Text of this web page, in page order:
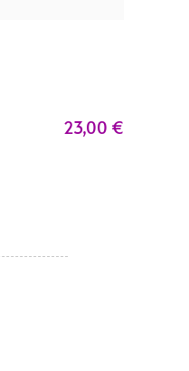
23,00 €